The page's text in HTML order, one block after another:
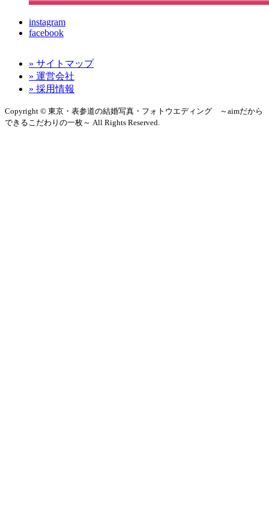
instagram
facebook
This page can't load Google Maps correctly.
Do you own this website? OK
» サイトマップ
» 運営会社
» 採用情報
Copyright © 東京・表参道の結婚写真・フォトウエディング ～aimだから
できるこだわりの一枚～ All Rights Reserved.